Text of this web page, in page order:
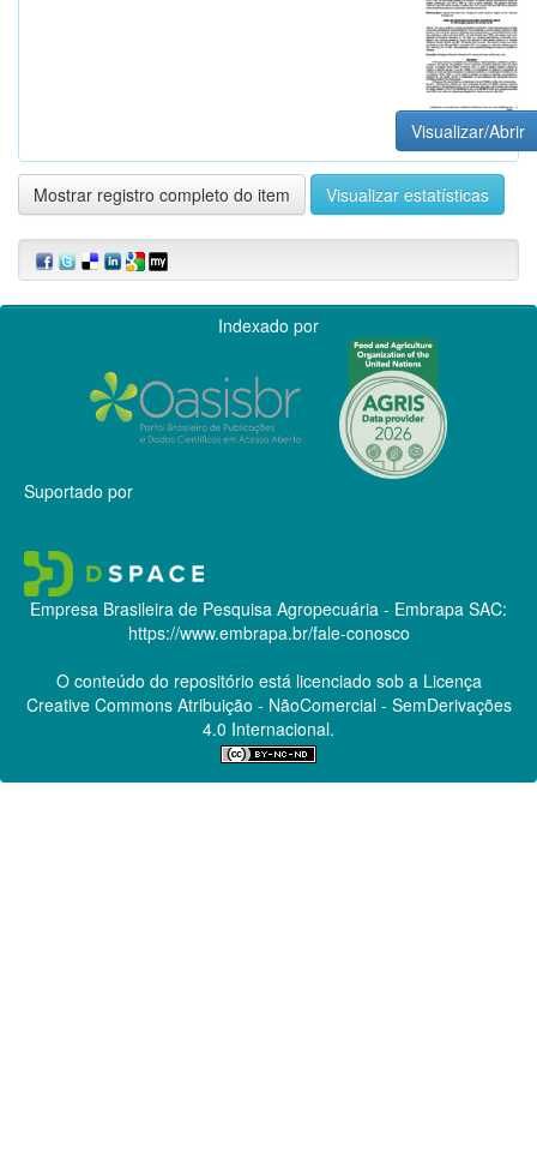
Visualizar/Abrir
Mostrar registro completo do item Visualizar estatísticas
Indexado por
Suportado por
Empresa Brasileira de Pesquisa Agropecuária - Embrapa SAC:
https://www.embrapa.br/fale-conosco
O conteúdo do repositório está licenciado sob a Licença
Creative CommonsAtribuição - NãoComercial - SemDerivações
4.0 Internacional.